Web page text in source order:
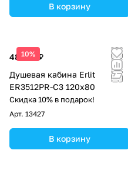
В корзину
10%
48 136 ₽
Душевая кабина Erlit
ER3512PR-C3 120x80
Скидка 10% в подарок!
Арт. 13427
В корзину